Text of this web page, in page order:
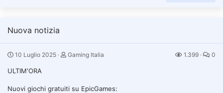
Nuova notizia
10 Luglio 2025 Gaming Italia 1.399 0
ULTIM'ORA
Nuovi giochi gratuiti su EpicGames: